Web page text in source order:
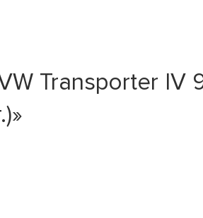
Transporter IV